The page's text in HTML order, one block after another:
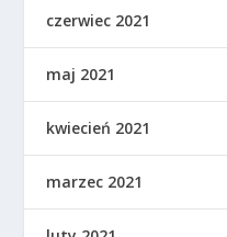
czerwiec 2021
maj 2021
kwiecień 2021
marzec 2021